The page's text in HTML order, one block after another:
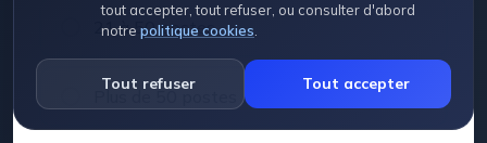
tout accepter, tout refuser, ou consulter d'abord
notre politique cookies
Tout refuser Tout accepter
21 à 50 postes
Plus de 50 postes